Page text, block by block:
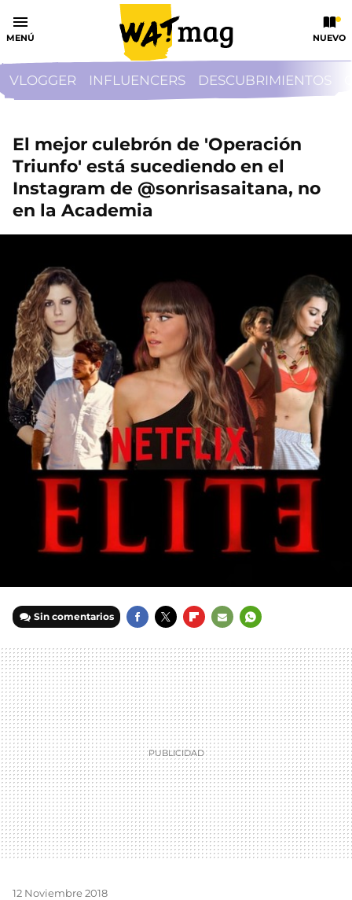
MENÚ NUEVO
VLOGGER INFLUENCERS DESCUBRIMIENTOS
El mejor culebrón de 'Operación
Triunfo' está sucediendo en el
Instagram de @sonrisasaitana, no
en la Academia
Sin comentarios
MAIL
12 Noviembre 2018